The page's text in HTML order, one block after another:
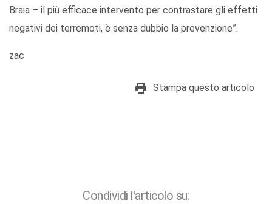
Braia – il più efficace intervento per contrastare gli effetti
negativi dei terremoti, è senza dubbio la prevenzione”.
zac
Stampa questo articolo
Condividi l'articolo su: